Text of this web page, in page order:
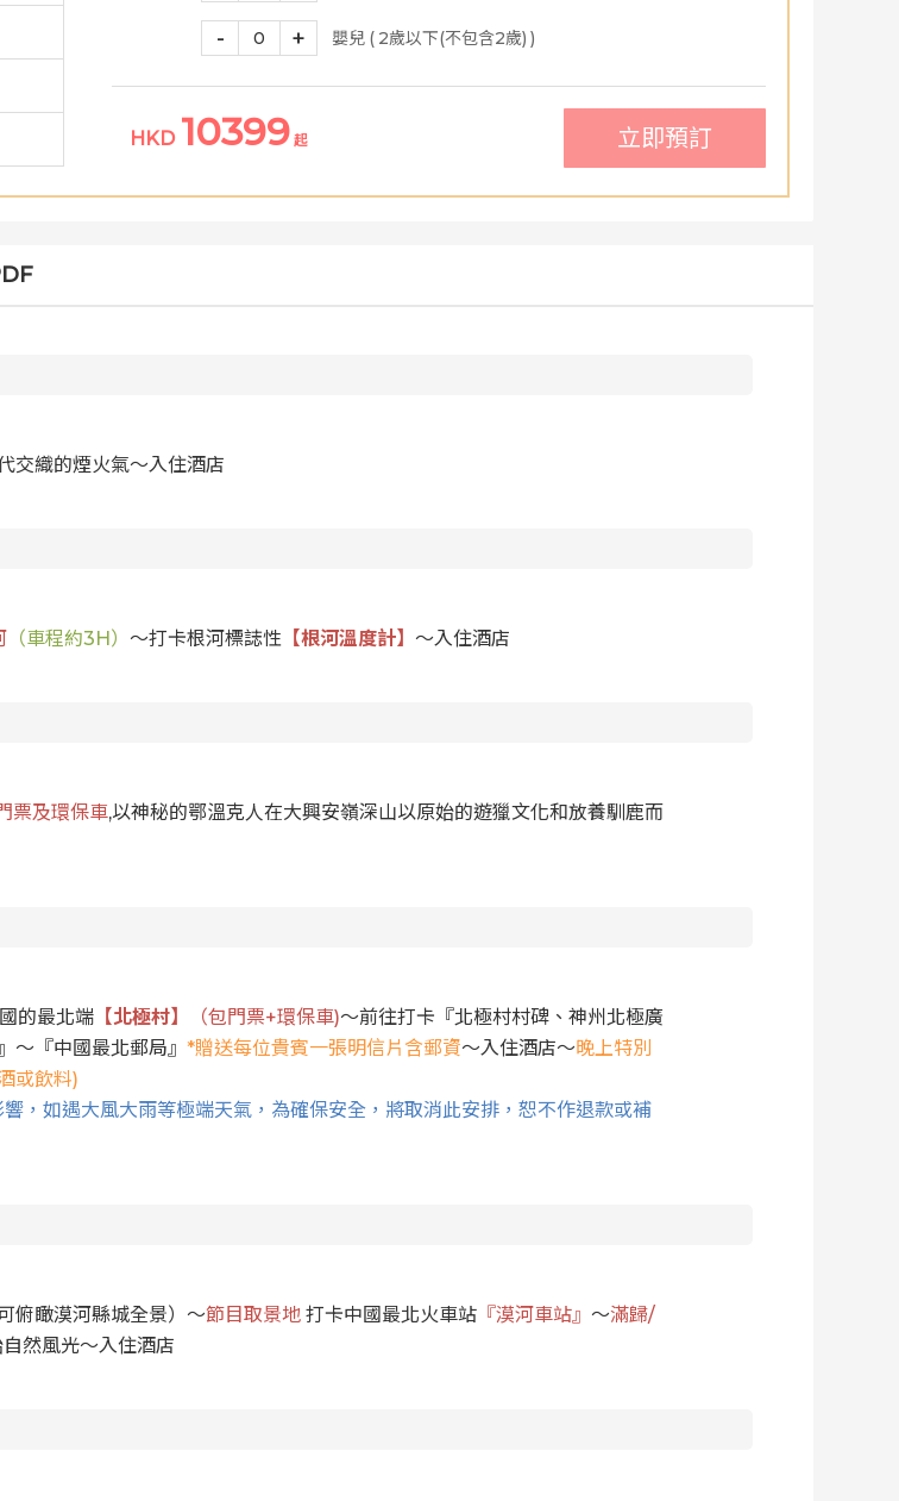
- 0 + 嬰兒 ( 2歲以下(不包含2歲) )
HKD 10399 起 立即預訂
交織的煙火氣～入住酒店
（車程約3H） ～打卡根河標誌性 【根河溫度計】 ～入住酒店
票及環保車,以神秘的鄂溫克人在大興安嶺深山以原始的遊獵文化和放養馴鹿而
的最北端 【北極村】 （包門票+環保車)～前往打卡『北極村村碑、神州北極廣
『中國最北郵局』 *贈送每位貴賓一張明信片含郵資～入住酒店～晚上特別
或飲料)
，如遇大風大雨等極端天氣，為確保安全，將取消此安排，恕不作退款或補
俯瞰漠河縣城全景）～節目取景地 打卡中國最北火車站 『漠河車站』 ～滿歸/
然風光～入住酒店